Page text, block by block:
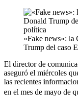
«Fake news»: la
Trump del caso
El director de
aseguró el miércoles
las recientes
en el mes de mayo de